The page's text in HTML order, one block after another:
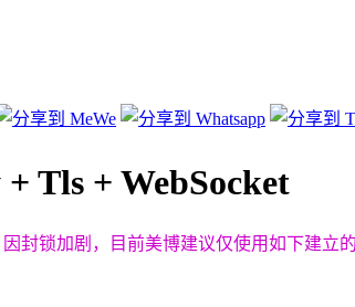
Tls + WebSocket
封锁加剧，目前美博建议仅使用如下建立的